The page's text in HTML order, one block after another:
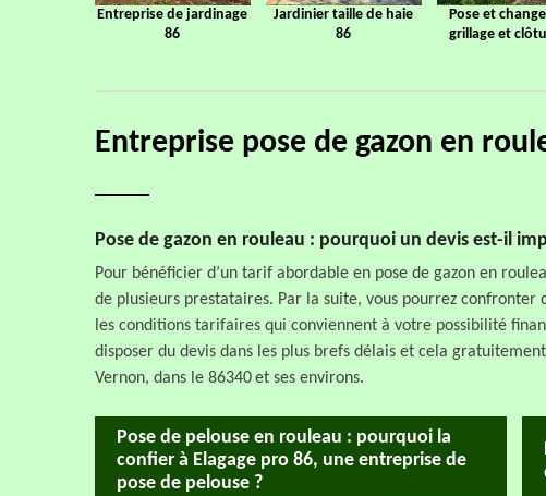
Entreprise de jardinage
86
Jardinier taille de haie
86
Pose et
grillage et
Entreprise pose de gazon en
Pose de gazon en rouleau : pourquoi un devis est-il
Pour bénéficier d’un tarif abordable en pose de gazon en
de plusieurs prestataires. Par la suite, vous pourrez
les conditions tarifaires qui conviennent à votre possibilité
disposer du devis dans les plus brefs délais et cela
Vernon, dans le 86340 et ses environs.
Pose de pelouse en rouleau : pourquoi la
confier à Elagage pro 86, une entreprise de
pose de pelouse ?